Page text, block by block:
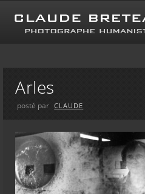
Arles
posté par CLAUDE